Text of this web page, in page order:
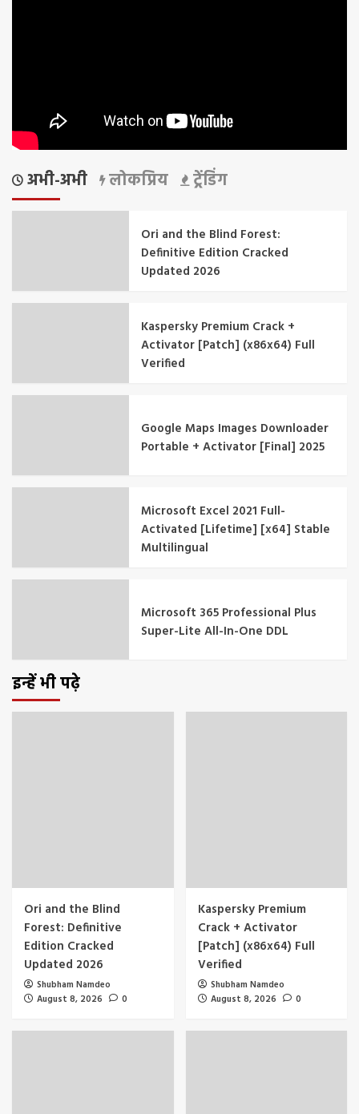
अभी-अभी लोकप्रिय ट्रेंडिंग
Ori and the Blind Forest:
Definitive Edition Cracked
Updated 2026
Kaspersky Premium Crack +
Activator [Patch] (x86x64) Full
Verified
Google Maps Images Downloader
Portable + Activator [Final] 2025
Microsoft Excel 2021 Full-
Activated [Lifetime] [x64] Stable
Multilingual
Microsoft 365 Professional Plus
Super-Lite All-In-One DDL
इन्हें भी पढ़े
Ori and the Blind
Forest: Definitive
Edition Cracked
Updated 2026
Shubham Namdeo
August 8, 2026
0
Kaspersky Premium
Crack + Activator
[Patch] (x86x64) Full
Verified
Shubham Namdeo
August 8, 2026
0